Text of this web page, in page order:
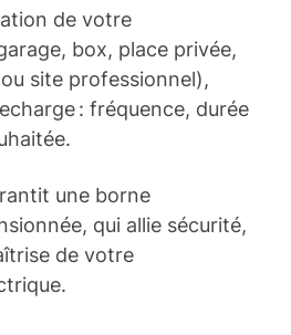
de votre
box, place privée,
site professionnel),
: fréquence, durée
une borne
qui allie sécurité,
de votre